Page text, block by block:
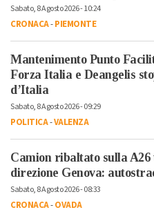
Sabato, 8 Agosto 2026 - 10:24
CRONACA-PIEMONTE
Mantenimento Punto
Forza Italia e Deangelis
d’Italia
Sabato, 8 Agosto 2026 - 09:29
POLITICA-VALENZA
Camion ribaltato sulla
direzione Genova:
Sabato, 8 Agosto 2026 - 08:33
CRONACA-OVADA